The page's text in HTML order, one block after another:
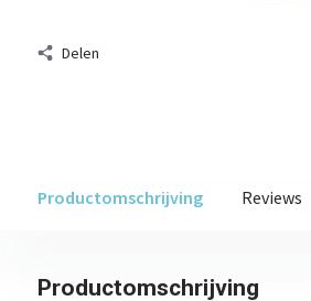
Delen
Productomschrijving Reviews
Productomschrijving